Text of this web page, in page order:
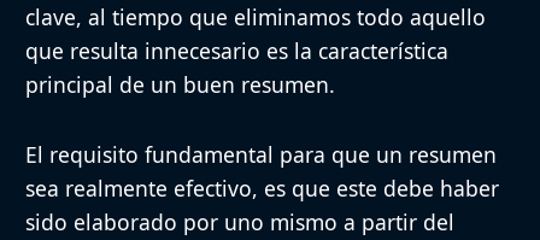
clave, al tiempo que eliminamos todo aquello
que resulta innecesario es la característica
principal de un buen resumen.
El requisito fundamental para que un resumen
sea realmente efectivo, es que este debe haber
sido elaborado por uno mismo a partir del